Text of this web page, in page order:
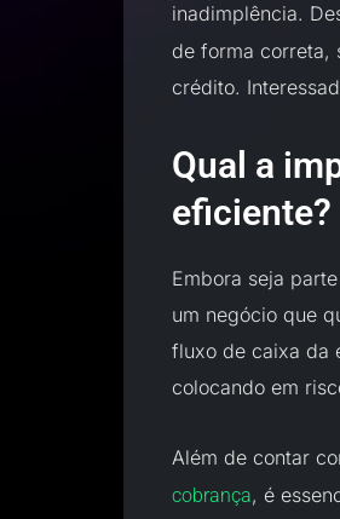
inadimplência.
de forma correta,
crédito.
Qual a
eficiente?
Embora seja
um negócio que
fluxo de caixa da
colocando em
Além de contar
cobrança, é